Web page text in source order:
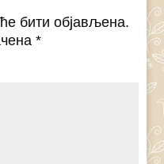
бити објављена.
*